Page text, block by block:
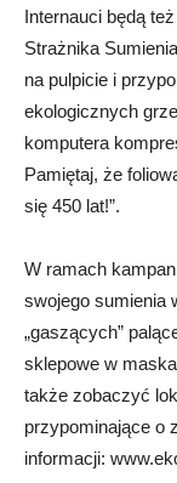
Internauci będą
Strażnika
na pulpicie i
ekologicznych
komputera
Pamiętaj, że
się 450 lat!”.
W ramach
swojego sumienia
„gaszących”
sklepowe w
także zobaczyć
przypominające o
informacji: